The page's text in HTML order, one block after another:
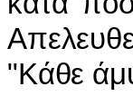
"Κάθε